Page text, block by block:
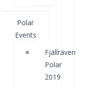
Polar
Events
Fjällräven
Polar
2019